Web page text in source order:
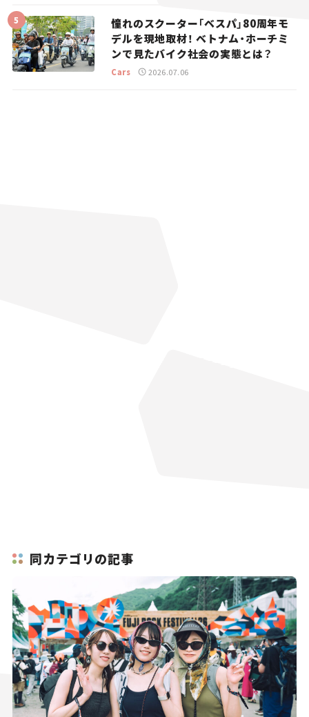
憧れのスクーター「ベスパ」80周年モ
デルを現地取材！ ベトナム・ホーチミ
ンで見たバイク社会の実態とは？
Cars 2026.07.06
同カテゴリの記事